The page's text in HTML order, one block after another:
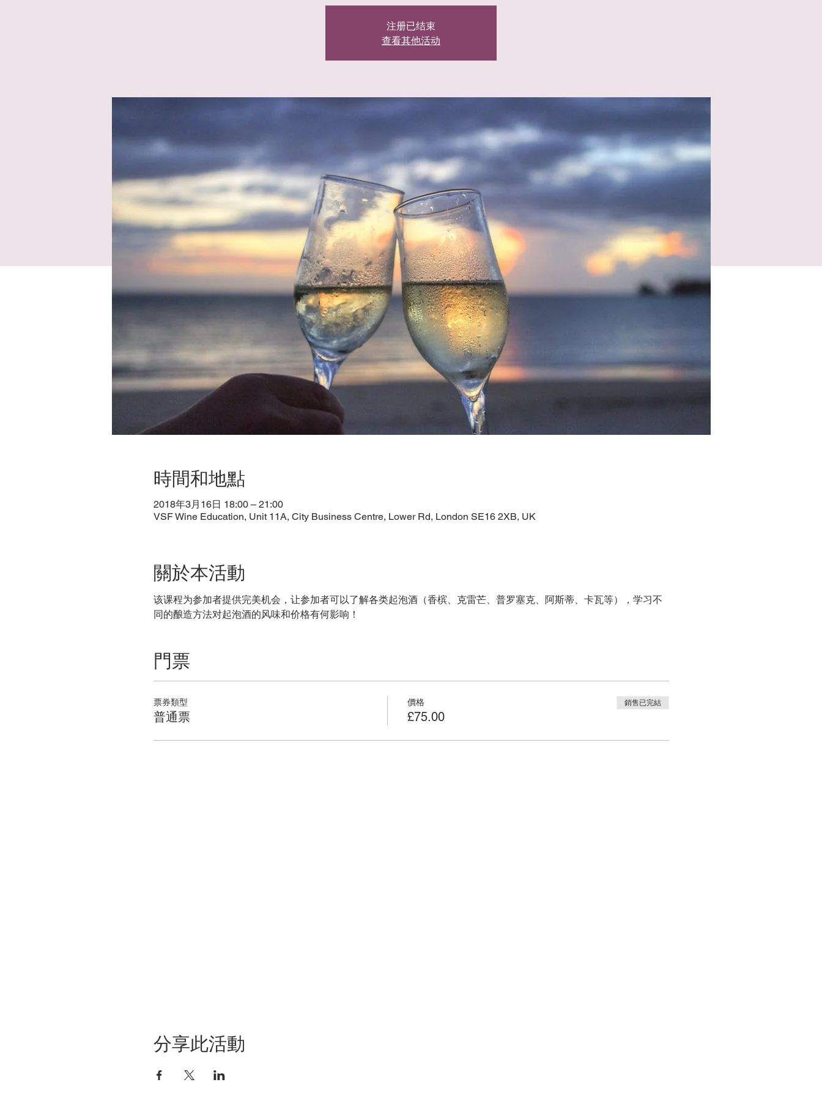
注册已结束
查看其他活动
時間和地點
2018年3月16日 18:00 – 21:00
VSF Wine Education, Unit 11A, City Business Centre, Lower Rd, London SE16 2XB, UK
關於本活動
该课程为参加者提供完美机会，让参加者可以了解各类起泡酒（香槟、克雷芒、普罗塞克、阿斯蒂、卡瓦等），学习不
同的酿造方法对起泡酒的风味和价格有何影响！
門票
票券類型
普通票
價格
£75.00
銷售已完結
分享此活動